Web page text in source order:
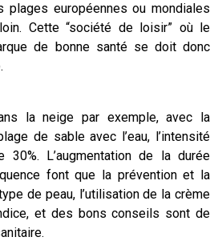
européennes ou mondiales
Cette “société de loisir” où le
de bonne santé se doit donc
la neige par exemple, avec la
de sable avec l’eau, l’intensité
30%. L’augmentation de la durée
font que la prévention et la
de peau, l’utilisation de la crème
et des bons conseils sont de